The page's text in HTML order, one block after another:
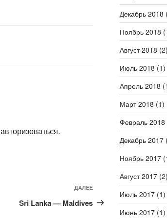
авторизоваться.
Следующая
запись
ДАЛЕЕ
Sri Lanka — Maldives
Декабрь 2018
Ноябрь 2018
Август 2018 (2)
Июль 2018 (1)
Апрель 2018
Март 2018 (1)
Февраль 2018
Декабрь 2017
Ноябрь 2017
Август 2017(2)
Июль 2017(1)
Июнь 2017(1)